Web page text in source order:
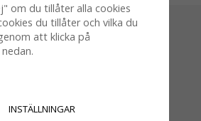
vår
om du tillåter alla cookies
du tillåter och vilka du
att klicka på
INSTÄLLNINGAR